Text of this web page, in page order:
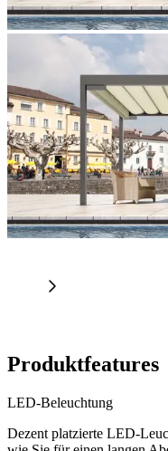
Produktfeatures
LED-Beleuchtung
Dezent platzierte LED-